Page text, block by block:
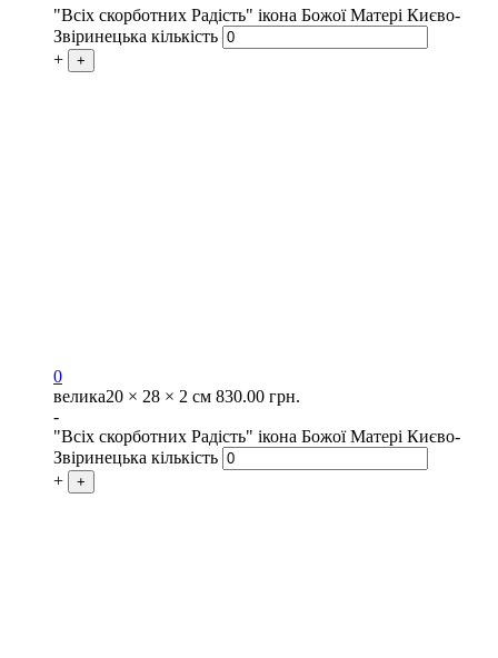
"Всіх скорботних Радість" ікона Божої Матері Києво-
Звіринецька кількість
+
+
0
велика20 × 28 × 2 см 830.00 грн.
-
"Всіх скорботних Радість" ікона Божої Матері Києво-
Звіринецька кількість
+
+